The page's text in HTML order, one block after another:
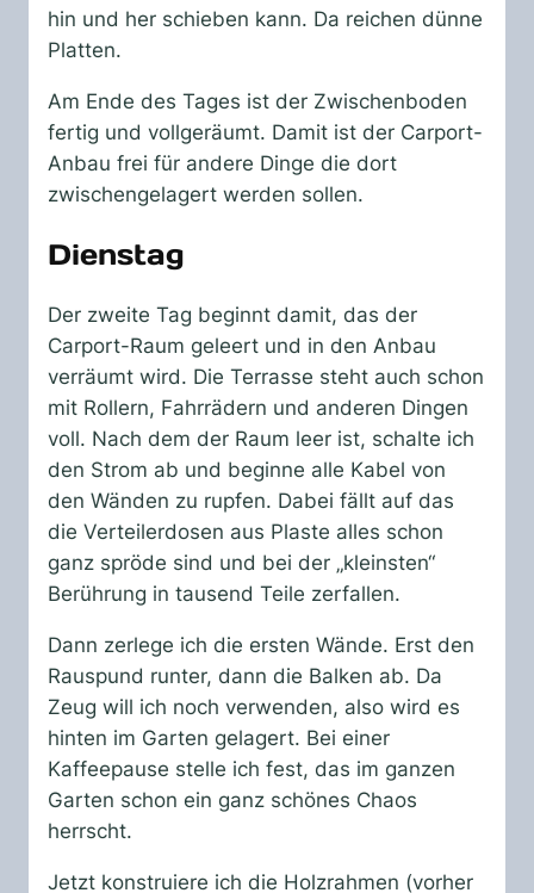
hin und her schieben kann. Da reichen dünne
Platten.
Am Ende des Tages ist der Zwischenboden
fertig und vollgeräumt. Damit ist der Carport-
Anbau frei für andere Dinge die dort
zwischengelagert werden sollen.
Dienstag
Der zweite Tag beginnt damit, das der
Carport-Raum geleert und in den Anbau
verräumt wird. Die Terrasse steht auch schon
mit Rollern, Fahrrädern und anderen Dingen
voll. Nach dem der Raum leer ist, schalte ich
den Strom ab und beginne alle Kabel von
den Wänden zu rupfen. Dabei fällt auf das
die Verteilerdosen aus Plaste alles schon
ganz spröde sind und bei der „kleinsten“
Berührung in tausend Teile zerfallen.
Dann zerlege ich die ersten Wände. Erst den
Rauspund runter, dann die Balken ab. Da
Zeug will ich noch verwenden, also wird es
hinten im Garten gelagert. Bei einer
Kaffeepause stelle ich fest, das im ganzen
Garten schon ein ganz schönes Chaos
herrscht.
Jetzt konstruiere ich die Holzrahmen (vorher